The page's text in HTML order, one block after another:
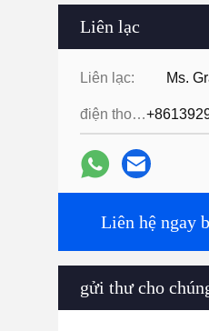
Liên lạc
Liên lạc: Ms.
điện thoại:
Liên hệ ngay
gửi thư cho